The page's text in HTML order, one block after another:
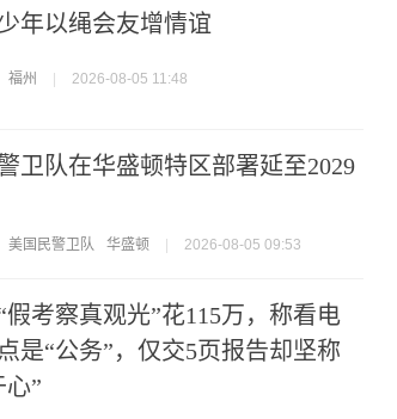
年以绳会友增情谊
福州 2026-08-05 11:48
卫队在华盛顿特区部署延至2029
美国民警卫队 华盛顿 2026-08-05 09:53
假考察真观光”花115万，称看电
是“公务”，仅交5页报告却坚称
心”